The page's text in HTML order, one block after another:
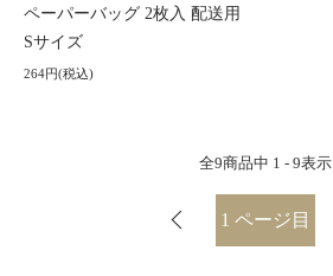
ペーパーバッグ 2枚入 配送用
Sサイズ
264円(税込)
全9商品中 1 - 9表示
1 ページ目